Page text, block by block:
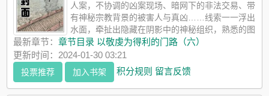
人案，不协调的凶案现场、暗网下的非法交易、带
有神秘宗教背景的被害人与真凶……线索一一浮出
水面，牵扯出隐藏在阴影中的神秘组织，熟悉的图
腾让魏白尘封多年的记忆被唤醒。来自历史名县的破碎尸块，出
租车司机深夜连环遇害，校园社团成员接连失踪……一个个扑朔
迷离的案子接踵而至，消失了十五年的恶鬼再次现身，在魏白耳
边低语：“我一直注视着你，如此特别的你，注定无法摆脱我。”恒
心为义的，必得生命；追求邪恶的，必致死亡。——《旧约·箴
最新章节：章节目录 以敬虔为得利的门路（六）
更新时间：2024-01-30 03:21
投票推荐 加入书架 积分规则 留言反馈